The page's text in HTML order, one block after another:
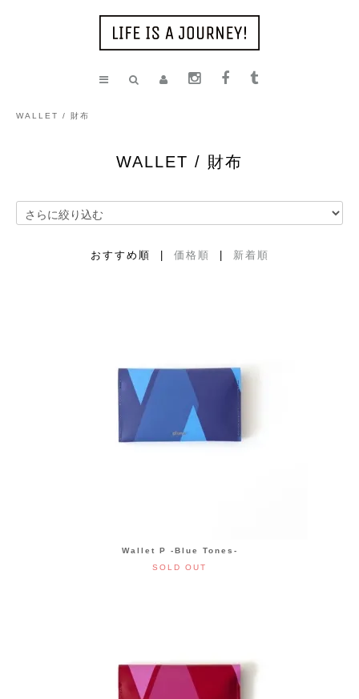
WALLET / 財布
WALLET / 財布
おすすめ順 | 価格順 新着順
Wallet P -Blue Tones-
SOLD OUT